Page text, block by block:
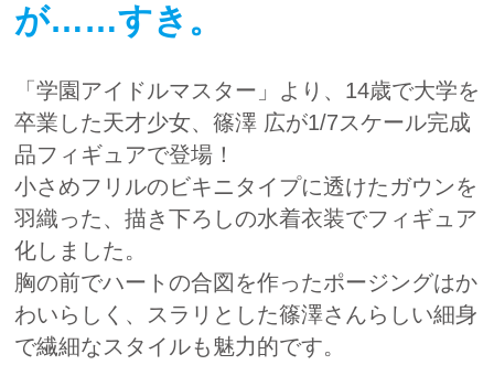
が……すき。
「学園アイドルマスター」より、14歳で大学を
卒業した天才少女、篠澤 広が1/7スケール完成
品フィギュアで登場！
小さめフリルのビキニタイプに透けたガウンを
羽織った、描き下ろしの水着衣装でフィギュア
化しました。
胸の前でハートの合図を作ったポージングはか
わいらしく、スラリとした篠澤さんらしい細身
で繊細なスタイルも魅力的です。